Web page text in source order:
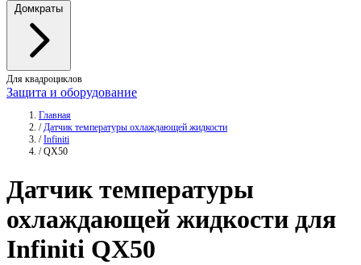
Домкраты
Для квадроциклов
Защита и оборудование
Главная
/ Датчик температуры охлаждающей жидкости
/ Infiniti
/ QX50
Датчиктемпературы
охлаждающей жидкости для
Infiniti QX50